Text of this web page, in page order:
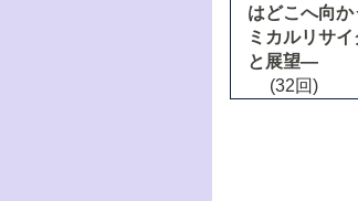
はどこへ向
ミカルリサ
と展望―
(32回)